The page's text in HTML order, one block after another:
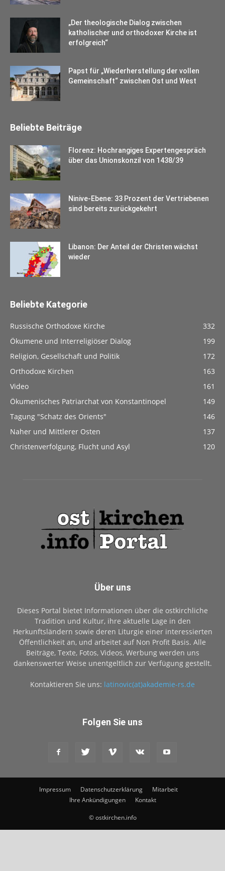
„Der theologische Dialog zwischen
katholischer und orthodoxer Kirche ist
erfolgreich“
Papst für „Wiederherstellung der vollen
Gemeinschaft“ zwischen Ost und West
Beliebte Beiträge
Florenz: Hochrangiges Expertengespräch
über das Unionskonzil von 1438/39
Ninive-Ebene: 33 Prozent der Vertriebenen
sind bereits zurückgekehrt
Libanon: Der Anteil der Christen wächst
wieder
Beliebte Kategorie
Russische Orthodoxe Kirche
332
Ökumene und Interreligiöser Dialog
199
Religion, Gesellschaft und Politik
172
Orthodoxe Kirchen
163
Video
161
Ökumenisches Patriarchat von Konstantinopel
149
Tagung "Schatz des Orients"
146
Naher und Mittlerer Osten
137
Christenverfolgung, Flucht und Asyl
120
Über uns
Dieses Portal bietet Informationen über die ostkirchliche
Tradition und Kultur, ihre aktuelle Lage in den
Herkunftsländern sowie deren Liturgie einer interessierten
Öffentlichkeit an, und arbeitet auf Non Profit Basis. Alle
Beiträge, Texte, Fotos, Videos, Werbung werden uns
dankenswerter Weise unentgeltlich zur Verfügung gestellt.
Kontaktieren Sie uns: latinovic(at)akademie-rs.de
Folgen Sie uns
Impressum Datenschutzerklärung
Mitarbeit
Ihre Ankündigungen
Kontakt
© ostkirchen.info